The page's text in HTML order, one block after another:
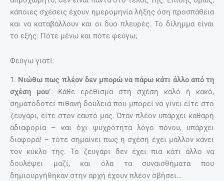
κάποιες σχέσεις έχουν ημερομηνία λήξης όση προσπάθεια
και να καταβάλλουν και οι δυο πλευρές. Το δίλημμα είναι
το εξής: Πότε μένω και πότε φεύγω;
Φεύγω γιατί:
1. Νιώθω πως πλέον δεν μπορώ να πάρω κάτι άλλο από τη
σχέση μου’. Κάθε ερέθισμα στη σχέση καλό ή κακό,
σηματοδοτεί πιθανή δουλειά που μπορεί να γίνει είτε στο
ζευγάρι, είτε στον εαυτό μας. Όταν πλέον υπάρχει καθαρή
αδιαφορία – και όχι ψυχρότητα λόγο πόνου, υπάρχει
διαφορά! – τότε σημαίνει πως η σχέση έχει μάλλον κάνει
τον κύκλο της. Το ζευγάρι δεν έχει πια κάτι άλλο να
δουλέψει μαζί, και όλα τα συναισθήματα που
δημιουργήθηκαν στην αρχή έχουν πλέον σβήσει…